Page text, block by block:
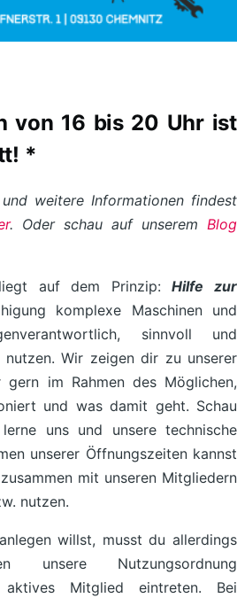
von 16 bis 20 Uhr ist
*
weitere Informationen findest
. Oder schau auf unserem Blog
auf dem Prinzip:Hilfe zur
komplexe Maschinen und
sinnvoll und
Wir zeigen dir zu unserer
im Rahmen des Möglichen,
und was damit geht. Schau
uns und unsere technische
unserer Öffnungszeiten kannst
mit unseren Mitgliedern
nutzen.
willst, musst du allerdings
unsere Nutzungsordnung
Mitglied eintreten. Bei